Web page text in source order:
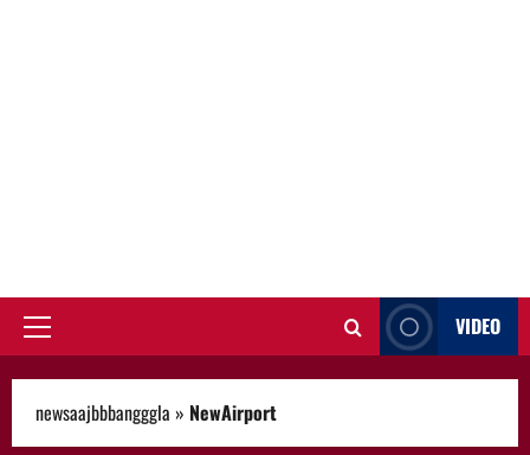
Primary
VIDEO
newsaajbbbangggla » NewAirport